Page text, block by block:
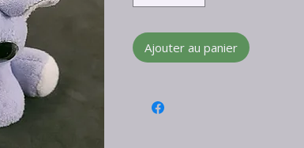
Ajouter au panier